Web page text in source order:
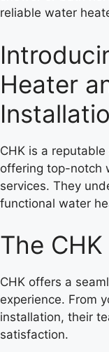
reliable water
Heater
CHK is a
offering top-notch
services. They
functional water
The
CHK offers a
experience. From
installation, their
satisfaction.